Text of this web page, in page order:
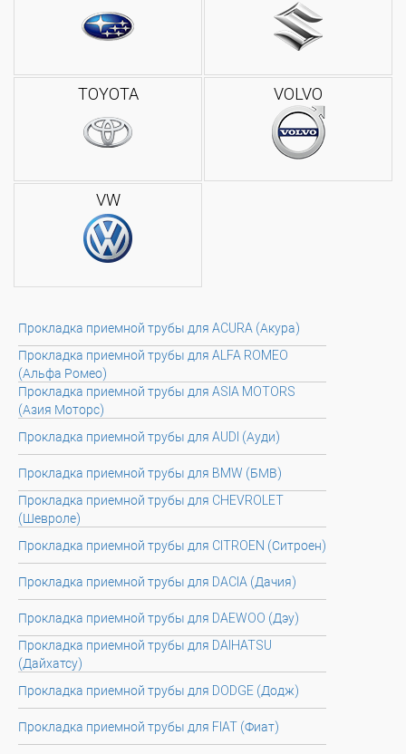
TOYOTA VOLVO
VW
Прокладка приемной трубы для ACURA (Акура)
Прокладка приемной трубы для ALFA ROMEO
(Альфа Ромео)
Прокладка приемной трубы для ASIA MOTORS
(Азия Моторс)
Прокладка приемной трубы для AUDI (Ауди)
Прокладка приемной трубы для BMW (БМВ)
Прокладка приемной трубы для CHEVROLET
(Шевроле)
Прокладка приемной трубы для CITROEN (Ситроен)
Прокладка приемной трубы для DACIA (Дачия)
Прокладка приемной трубы для DAEWOO (Дэу)
Прокладка приемной трубы для DAIHATSU
(Дайхатсу)
Прокладка приемной трубы для DODGE (Додж)
Прокладка приемной трубы для FIAT (Фиат)